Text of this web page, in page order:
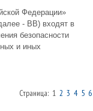
Федерации»
- ВВ) входят в
безопасности
и иных
Страница: 1 2 3 4 5 6